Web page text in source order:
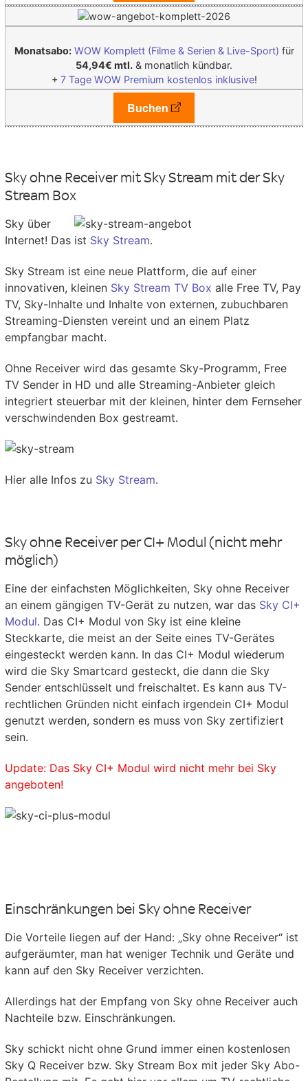
Monatsabo: WOW Komplett (Filme & Serien & Live-Sport) für
54,94€ mtl. & monatlich kündbar.
+ 7 Tage WOW Premium kostenlos inklusive!
Buchen
Sky ohne Receiver mit Sky Stream mit der Sky
Stream Box
Sky über
Internet! Das ist Sky Stream.
Sky Stream ist eine neue Plattform, die auf einer
innovativen, kleinen Sky Stream TV Box alle Free TV, Pay
TV, Sky-Inhalte und Inhalte von externen, zubuchbaren
Streaming-Diensten vereint und an einem Platz
empfangbar macht.
Ohne Receiver wird das gesamte Sky-Programm, Free
TV Sender in HD und alle Streaming-Anbieter gleich
integriert steuerbar mit der kleinen, hinter dem Fernseher
verschwindenden Box gestreamt.
Hier alle Infos zu Sky Stream.
Sky ohne Receiver per CI+ Modul (nicht mehr
möglich)
Eine der einfachsten Möglichkeiten, Sky ohne Receiver
an einem gängigen TV-Gerät zu nutzen, war das Sky CI+
Modul. Das CI+ Modul von Sky ist eine kleine
Steckkarte, die meist an der Seite eines TV-Gerätes
eingesteckt werden kann. In das CI+ Modul wiederum
wird die Sky Smartcard gesteckt, die dann die Sky
Sender entschlüsselt und freischaltet. Es kann aus TV-
rechtlichen Gründen nicht einfach irgendein CI+ Modul
genutzt werden, sondern es muss von Sky zertifiziert
sein.
Update: Das Sky CI+ Modul wird nicht mehr bei Sky
angeboten!
Einschränkungen bei Sky ohne Receiver
Die Vorteile liegen auf der Hand: „Sky ohne Receiver“ ist
aufgeräumter, man hat weniger Technik und Geräte und
kann auf den Sky Receiver verzichten.
Allerdings hat der Empfang von Sky ohne Receiver auch
Nachteile bzw. Einschränkungen.
Sky schickt nicht ohne Grund immer einen kostenlosen
Sky Q Receiver bzw. Sky Stream Box mit jeder Sky Abo-